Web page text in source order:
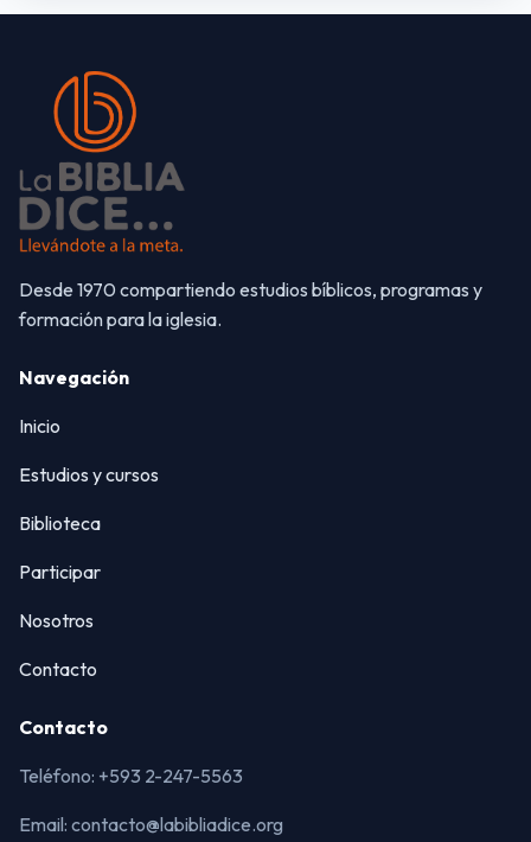
Desde 1970 compartiendo estudios bíblicos, programas y
formación para la iglesia.
Navegación
Inicio
Estudios y cursos
Biblioteca
Participar
Nosotros
Contacto
Contacto
Teléfono: +593 2-247-5563
Email: contacto@labibliadice.org